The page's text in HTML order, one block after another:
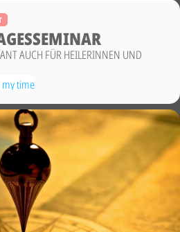
AUCH FÜR HEILERINNEN UND
time